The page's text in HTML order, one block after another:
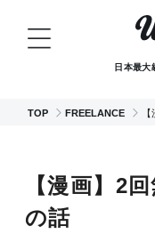
日本最大
TOP FREELANCE
【漫画】2
の話